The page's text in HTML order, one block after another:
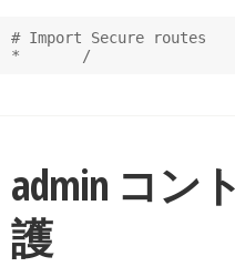
# Import Secure routes
admin コン
護